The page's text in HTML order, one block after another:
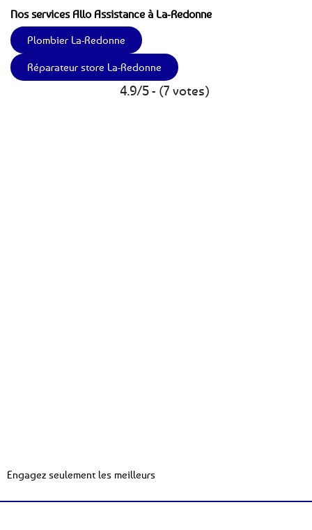
Nos services Allo Assistance à La-Redonne
Plombier La-Redonne
Réparateur store La-Redonne
4.9/5 - (7 votes)
Engagez seulement les meilleurs